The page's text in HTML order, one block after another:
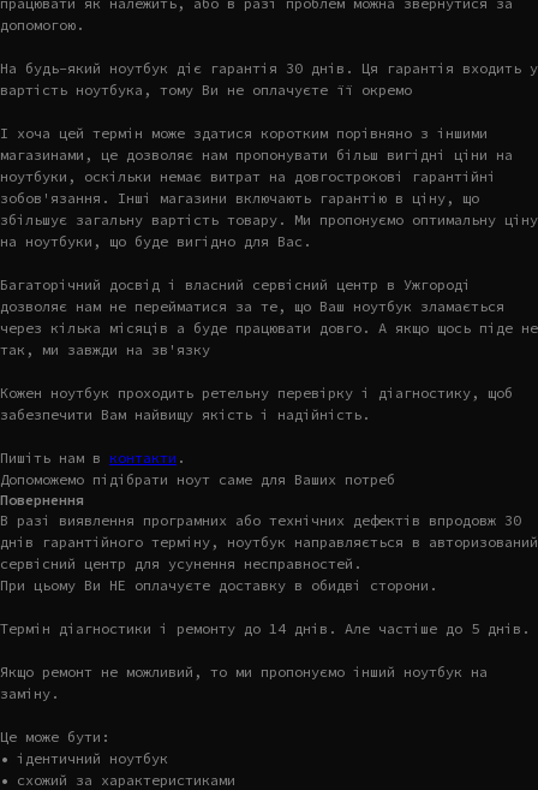
допомогою.
На будь-який ноутбук діє гарантія 30 днів. Ця гарантія входить у
вартість ноутбука, тому Ви не оплачуєте її окремо
І хоча цей термін може здатися коротким порівняно з іншими
магазинами, це дозволяє нам пропонувати більш вигідні ціни на
ноутбуки, оскільки немає витрат на довгострокові гарантійні
зобов'язання. Інші магазини включають гарантію в ціну, що
збільшує загальну вартість товару. Ми пропонуємо оптимальну ціну
на ноутбуки, що буде вигідно для Вас.
Багаторічний досвід і власний сервісний центр в Ужгороді
дозволяє нам не перейматися за те, що Ваш ноутбук зламається
через кілька місяців а буде працювати довго. А якщо щось піде не
так, ми завжди на зв'язку
Кожен ноутбук проходить ретельну перевірку і діагностику, щоб
забезпечити Вам найвищу якість і надійність.
Пишіть нам в контакти .
Допоможемо підібрати ноут саме для Ваших потреб
Повернення
В разі виявлення програмних або технічних дефектів впродовж 30
днів гарантійного терміну, ноутбук направляється в авторизований
сервісний центр для усунення несправностей.
При цьому Ви НЕ оплачуєте доставку в обидві сторони.
Термін діагностики і ремонту до 14 днів. Але частіше до 5 днів.
Якщо ремонт не можливий, то ми пропонуємо інший ноутбук на
заміну.
Це може бути:
• ідентичний ноутбук
• схожий за характеристиками